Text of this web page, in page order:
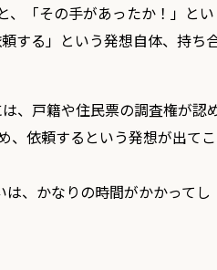
、「その手があったか！」とい
する」という発想自体、持ち
、戸籍や住民票の調査権が認
、依頼するという発想が出てこ
、かなりの時間がかかってし